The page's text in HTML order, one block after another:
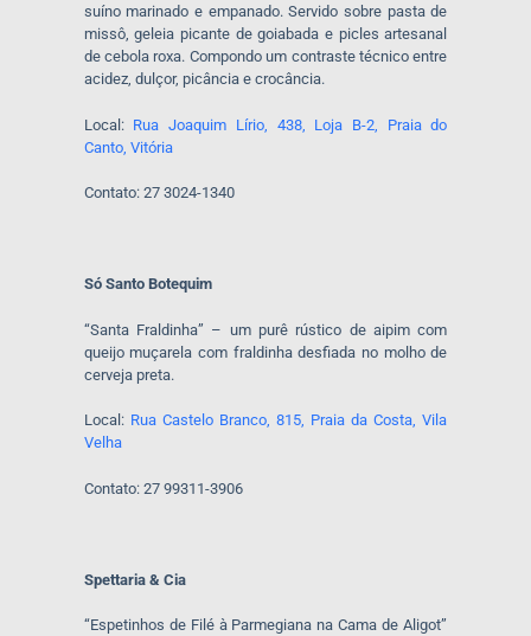
suíno marinado e empanado. Servido sobre pasta de
missô, geleia picante de goiabada e picles artesanal
de cebola roxa. Compondo um contraste técnico entre
acidez, dulçor, picância e crocância.
Local: Rua Joaquim Lírio, 438, Loja B-2, Praia do
Canto, Vitória
Contato: 27 3024-1340
Só Santo Botequim
“Santa Fraldinha” – um purê rústico de aipim com
queijo muçarela com fraldinha desfiada no molho de
cerveja preta.
Local: Rua Castelo Branco, 815, Praia da Costa, Vila
Velha
Contato: 27 99311-3906
Spettaria & Cia
“Espetinhos de Filé à Parmegiana na Cama de Aligot”